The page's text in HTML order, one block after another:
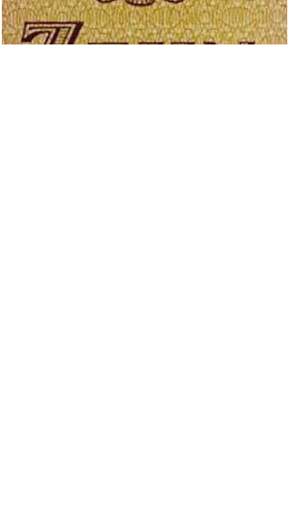
Aus alten Zeitungen: Die Dörpumer
Banknotenfälscher